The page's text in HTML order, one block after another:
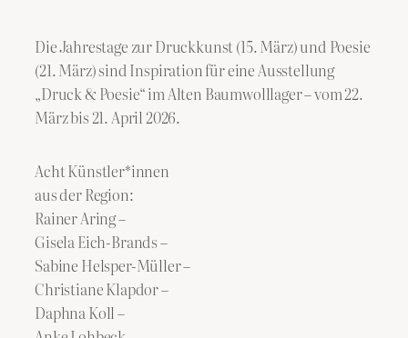
Die Jahrestage zur Druckkunst (15. März) und Poesie
(21. März) sind Inspiration für eine Ausstellung
„Druck & Poesie“ im Alten Baumwolllager – vom 22.
März bis 21. April 2026.
Acht Künstler*innen
aus der Region:
Rainer Aring –
Gisela Eich-Brands –
Sabine Helsper-Müller –
Christiane Klapdor –
Daphna Koll –